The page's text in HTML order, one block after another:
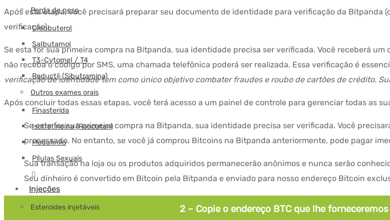
Perda de peso
Clenbuterol
Salbutamol
T3-Cytomel / T4
Reductil (Sibutramina)
Outros exames orais
Finasterida
Isotretinoína (Roacutan)
Modafinilo
Pílulas Sexuais
Injeções
Esteroides injetáveis
Após esta etapa, você precisará preparar seu documento de identidade para verificação da Bitpanda
verificação).
Se esta for sua primeira compra na Bitpanda, sua identidade precisa ser verificada. Você receberá
não receba o código por SMS, uma chamada telefônica poderá ser realizada. Essa verificação é
verificação de identidade tem como único objetivo combater fraudes e roubo de cartões de crédito.
Após concluir todas essas etapas, você terá acesso a um painel de controle para gerenciar todas as
Se esta for sua primeira compra na Bitpanda, sua identidade precisa ser verificada. Você
processado. No entanto, se você já comprou Bitcoins na Bitpanda anteriormente, pode pagar
Sua transação na loja ou os produtos adquiridos permanecerão anônimos e nunca serão
Seu dinheiro é convertido em Bitcoin pela Bitpanda e enviado para nosso endereço Bitcoin
2 – Copie o endereço BTC que lhe